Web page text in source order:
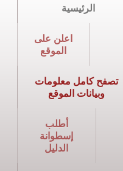
الرئيسية
اعلن على
الموقع
تصفح كامل معلومات
وبيانات الموقع
أطلب
إسطوانة
الدليل